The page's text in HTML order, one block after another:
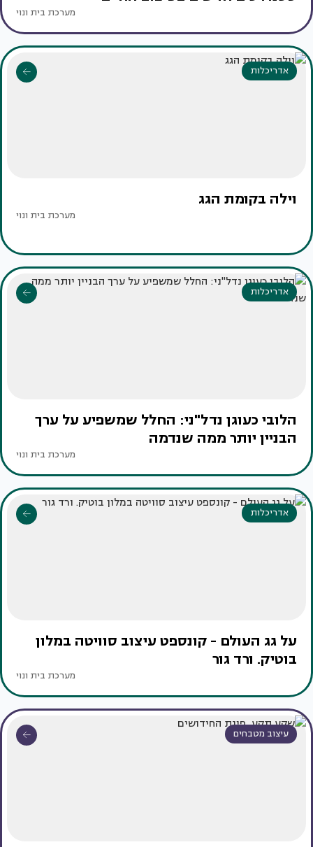
מערכת בית ונוי
אדריכלות
וילה בקומת הגג
מערכת בית ונוי
אדריכלות
הלובי כעוגן נדל"ני: החלל שמשפיע על ערך
הבניין יותר ממה שנדמה
מערכת בית ונוי
אדריכלות
על גג העולם - קונספט עיצוב סוויטה במלון
בוטיק. ורד גור
מערכת בית ונוי
עיצוב מטבחים